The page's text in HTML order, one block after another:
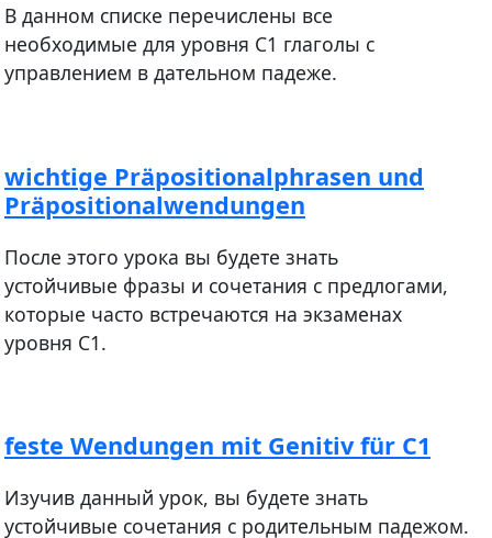
В данном списке перечислены все
необходимые для уровня С1 глаголы с
управлением в дательном падеже.
wichtige Präpositionalphrasen und
Präpositionalwendungen
После этого урока вы будете знать
устойчивые фразы и сочетания с предлогами,
которые часто встречаются на экзаменах
уровня С1.
feste Wendungen mit Genitiv für С1
Изучив данный урок, вы будете знать
устойчивые сочетания с родительным падежом.